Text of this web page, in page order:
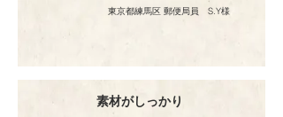
東京都練馬区 郵便局員 S.Y様
​素材がしっかり